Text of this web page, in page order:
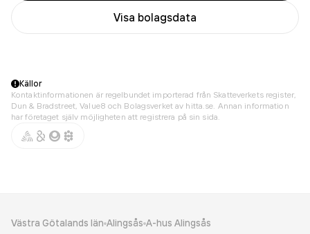
Visa bolagsdata
Källor
Kontaktinformationen är regelbundet importerad från Skatteverkets register,
Dun & Bradstreet, Value8 och Bolagsverket av hitta.se. Annan information
har företaget själv möjligheten att registrera på sin sida.
Västra Götalands län Alingsås A-hus Alingsås